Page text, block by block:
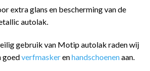
extra glans en bescherming van de
autolak.
gebruik van Motip autolak raden wij
goedverfmaskerenhandschoenenaan.